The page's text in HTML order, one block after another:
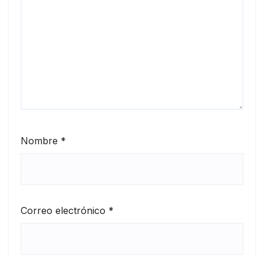
Nombre *
Correo electrónico *